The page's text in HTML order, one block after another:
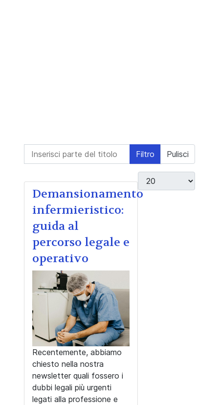
Inserisci parte del titolo Filtro Pulisci
Visualizza #
Demansionamento
infermieristico:
guida al
percorso legale e
operativo
Recentemente, abbiamo
chiesto nella nostra
newsletter quali fossero i
dubbi legali più urgenti
legati alla professione e